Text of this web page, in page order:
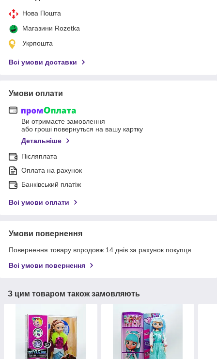
Нова Пошта
Магазини Rozetka
Укрпошта
Всі умови доставки
Умови оплати
Ви отримаєте замовлення
або гроші повернуться на вашу картку
Детальніше
Післяплата
Оплата на рахунок
Банківський платіж
Всі умови оплати
Умови повернення
Повернення товару впродовж 14 днів за рахунок покупця
Всі умови повернення
З цим товаром також замовляють